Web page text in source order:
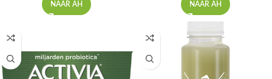
NAAR AH NAAR AH